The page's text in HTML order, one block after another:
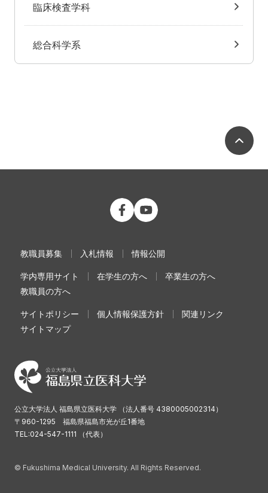
臨床検査学科
総合科学系
公立大学法人 福島県立医科大学
教職員募集 入札情報 情報公開
学内専用サイト 在学生の方へ
卒業生の方へ
教職員の方へ
サイトポリシー 個人情報保護方針
関連リンク
サイトマップ
公立大学法人 福島県立医科大学 （法人番号 4380005002314）
〒960-1295 福島県福島市光が丘1番地
TEL:024-547-1111 （代表）
© Fukushima Medical University. All Rights Reserved.